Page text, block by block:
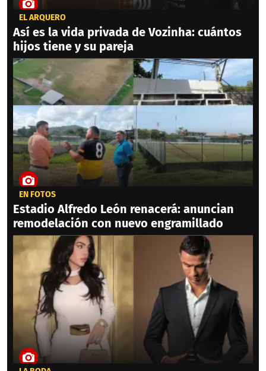
EL ARQUERO
Así es la vida privada de Vozinha: cuántos
hijos tiene y su pareja
EN FOTOS
Estadio Alfredo León renacerá: anuncian
remodelación con nuevo engramillado